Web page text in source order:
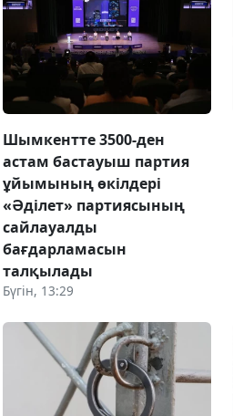
Шымкентте 3500-ден
астам бастауыш партия
ұйымының өкілдері
«Әділет» партиясының
сайлауалды
бағдарламасын
талқылады
Бүгін, 13:29